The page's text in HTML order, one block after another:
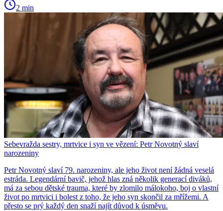
2 min
Sebevražda sestry, mrtvice i syn ve vězení: Petr Novotný slaví
narozeniny
Petr Novotný slaví 79. narozeniny, ale jeho život není žádná veselá
estráda. Legendární bavič, jehož hlas zná několik generací diváků,
má za sebou dětské trauma, které by zlomilo málokoho, boj o vlastní
život po mrtvici i bolest z toho, že jeho syn skončil za mřížemi. A
přesto se prý každý den snaží najít důvod k úsměvu.